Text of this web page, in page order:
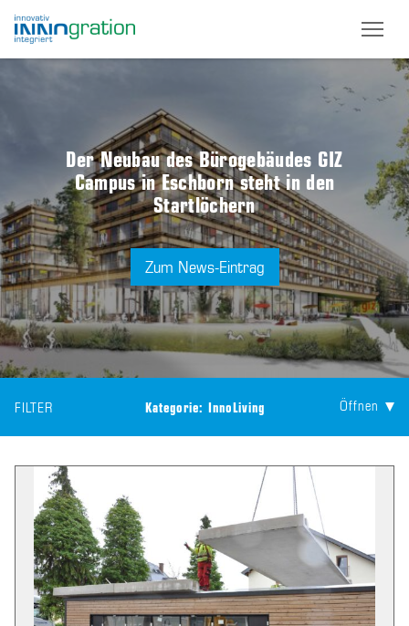
Der Neubau des Bürogebäudes GIZ
Campus in Eschborn steht in den
Startlöchern
Zum News-Eintrag
FILTER Kategorie: InnoLiving Öffnen